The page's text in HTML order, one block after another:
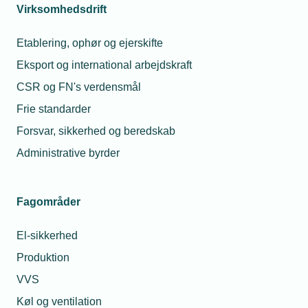
Virksomhedsdrift
Etablering, ophør og ejerskifte
Eksport og international arbejdskraft
CSR og FN's verdensmål
Frie standarder
Forsvar, sikkerhed og beredskab
Administrative byrder
Fagområder
El-sikkerhed
Produktion
VVS
Køl og ventilation
de nye bestyrelsesmedlemmer, som bliver
Lasse Houengaard: - Man kan ikke vækste på
faglighed alene
Peter Frandsen: Fra installatør til CEO med
børsdrømme: Peter Frandsen er ny mand i
bestyrelsen
Jesper Særkjær: Jesper Særkjær tog trappen til
En tiltrængt modernisering
Da generationsskiftet var fejret og nøglerne
overdraget, begyndte hverdagen for Claus Boel og
hans kone i det, der i dag hedder O&J Gruppen.